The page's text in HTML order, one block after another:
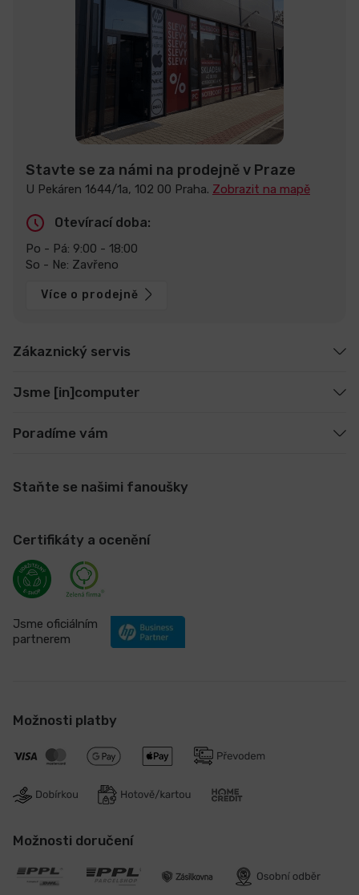
Stavte se za námi na prodejně v Praze
U Pekáren 1644/1a, 102 00 Praha. Zobrazit na mapě
Otevírací doba:
Po - Pá: 9:00 - 18:00
So - Ne: Zavřeno
Více o prodejně
Zákaznický servis
Jsme [in]computer
Poradíme vám
Staňte se našimi fanoušky
Certifikáty a ocenění
Jsme oficiálním
partnerem
Možnosti platby
Možnosti doručení